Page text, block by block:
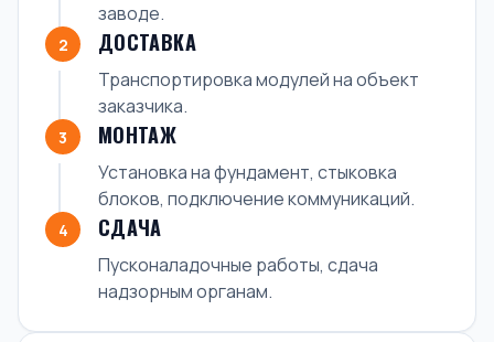
заводе.
2 ДОСТАВКА
Транспортировка модулей на объект
заказчика.
3 МОНТАЖ
Установка на фундамент, стыковка
блоков, подключение коммуникаций.
4 СДАЧА
Пусконаладочные работы, сдача
надзорным органам.